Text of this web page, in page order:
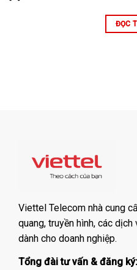
ĐỌC
Viettel Telecom nhà cung
quang, truyền hình, các
dành cho doanh nghiệp.
Tổng đài tư vấn & đăng ký: